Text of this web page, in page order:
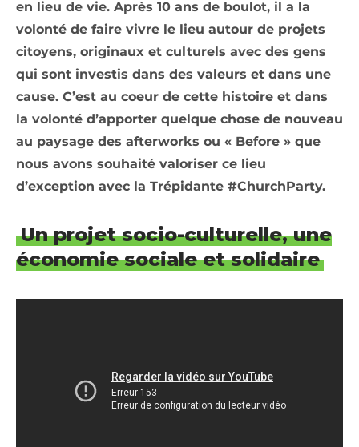
en lieu de vie. Après 10 ans de boulot, il a la
volonté de faire vivre le lieu autour de projets
citoyens, originaux et culturels avec des gens
qui sont investis dans des valeurs et dans une
cause. C’est au coeur de cette histoire et dans
la volonté d’apporter quelque chose de nouveau
au paysage des afterworks ou « Before » que
nous avons souhaité valoriser ce lieu
d’exception avec la Trépidante #ChurchParty.
Un projet socio-culturelle, une
économie sociale et solidaire